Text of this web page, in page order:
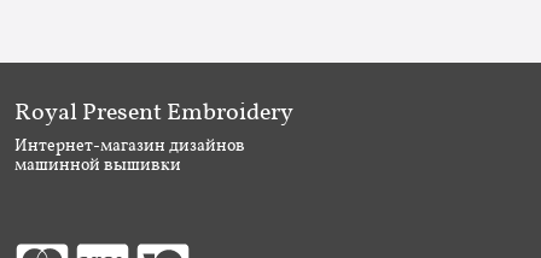
Royal Present Embroidery
Интернет-магазин дизайнов
машинной вышивки